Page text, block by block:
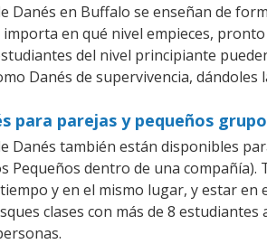
Danés en Buffalo se enseñan de
en qué nivel empieces,
del nivel principiante
Danés de supervivencia,
para parejas y pequeños
Danés también están disponibles
Pequeños dentro de una
y en el mismo lugar, y estar
clases con más de 8